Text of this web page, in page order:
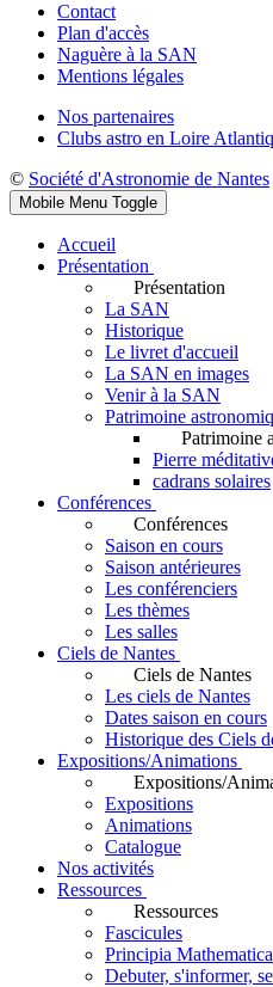
Contact
Plan d'accès
Naguère à la SAN
Mentions légales
Nos partenaires
Clubs astro en Loire
© Société d'Astronomie de Nantes
Mobile Menu Toggle
Accueil
Présentation
Présentation
La SAN
Historique
Le livret d'accueil
La SAN en images
Venir à la SAN
Patrimoine
Patrimoine
Pierre
cadrans solaires
Conférences
Conférences
Saison en cours
Saison antérieures
Les conférenciers
Les thèmes
Les salles
Ciels de Nantes
Ciels de Nantes
Les ciels de Nantes
Dates saison en cours
Historique des Ciels
Expositions/Animations
Expositions/
Expositions
Animations
Catalogue
Nos activités
Ressources
Ressources
Fascicules
Principia Mathematica
Debuter, s'informer,